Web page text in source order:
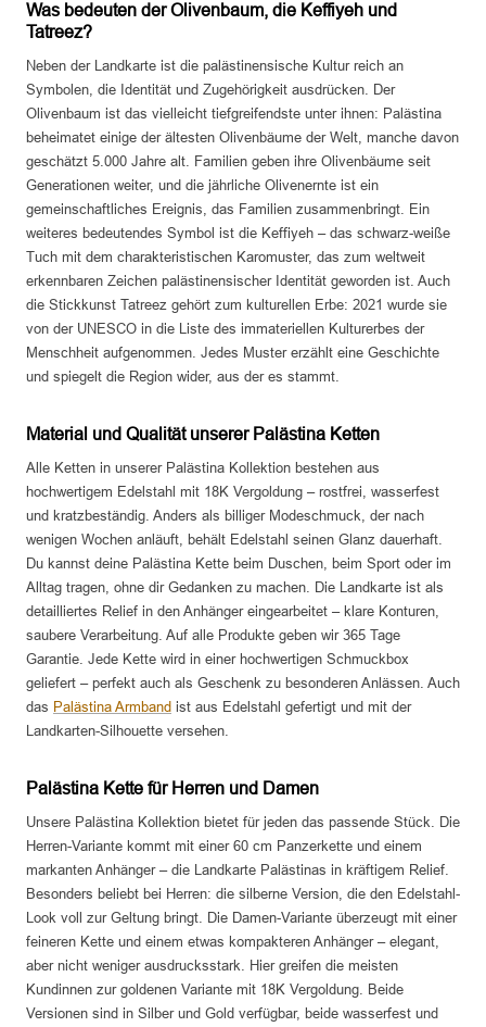
Was bedeuten der Olivenbaum, die Keffiyeh und
Tatreez?
Neben der Landkarte ist die palästinensische Kultur reich an
Symbolen, die Identität und Zugehörigkeit ausdrücken. Der
Olivenbaum ist das vielleicht tiefgreifendste unter ihnen: Palästina
beheimatet einige der ältesten Olivenbäume der Welt, manche davon
geschätzt 5.000 Jahre alt. Familien geben ihre Olivenbäume seit
Generationen weiter, und die jährliche Olivenernte ist ein
gemeinschaftliches Ereignis, das Familien zusammenbringt. Ein
weiteres bedeutendes Symbol ist die Keffiyeh – das schwarz-weiße
Tuch mit dem charakteristischen Karomuster, das zum weltweit
erkennbaren Zeichen palästinensischer Identität geworden ist. Auch
die Stickkunst Tatreez gehört zum kulturellen Erbe: 2021 wurde sie
von der UNESCO in die Liste des immateriellen Kulturerbes der
Menschheit aufgenommen. Jedes Muster erzählt eine Geschichte
und spiegelt die Region wider, aus der es stammt.
Material und Qualität unserer Palästina Ketten
Alle Ketten in unserer Palästina Kollektion bestehen aus
hochwertigem Edelstahl mit 18K Vergoldung – rostfrei, wasserfest
und kratzbeständig. Anders als billiger Modeschmuck, der nach
wenigen Wochen anläuft, behält Edelstahl seinen Glanz dauerhaft.
Du kannst deine Palästina Kette beim Duschen, beim Sport oder im
Alltag tragen, ohne dir Gedanken zu machen. Die Landkarte ist als
detailliertes Relief in den Anhänger eingearbeitet – klare Konturen,
saubere Verarbeitung. Auf alle Produkte geben wir 365 Tage
Garantie. Jede Kette wird in einer hochwertigen Schmuckbox
geliefert – perfekt auch als Geschenk zu besonderen Anlässen. Auch
das Palästina Armband ist aus Edelstahl gefertigt und mit der
Landkarten-Silhouette versehen.
Palästina Kette für Herren und Damen
Unsere Palästina Kollektion bietet für jeden das passende Stück. Die
Herren-Variante kommt mit einer 60 cm Panzerkette und einem
markanten Anhänger – die Landkarte Palästinas in kräftigem Relief.
Besonders beliebt bei Herren: die silberne Version, die den Edelstahl-
Look voll zur Geltung bringt. Die Damen-Variante überzeugt mit einer
feineren Kette und einem etwas kompakteren Anhänger – elegant,
aber nicht weniger ausdrucksstark. Hier greifen die meisten
Kundinnen zur goldenen Variante mit 18K Vergoldung. Beide
Versionen sind in Silber und Gold verfügbar, beide wasserfest und